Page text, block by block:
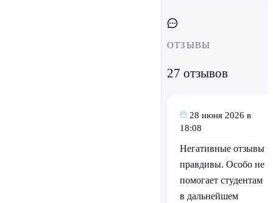
ОТЗЫВЫ
27 отзывов
28 июня 2026 в
18:08
Негативные отзывы
правдивы. Особо не
помогает студентам
в дальнейшем